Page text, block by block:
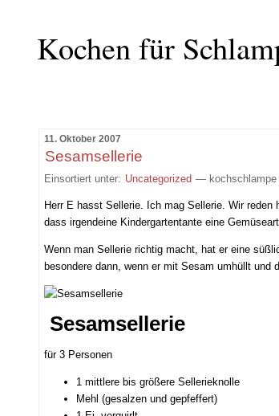
Kochen für
11. Oktober 2007
Sesamsellerie
Einsortiert unter: Uncategorized — kochschlampe
Herr E hasst Sellerie. Ich mag Sellerie. Wir
dass irgendeine Kindergartentante eine
Wenn man Sellerie richtig macht, hat er eine
besondere dann, wenn er mit Sesam umhüllt und
Sesamsellerie
für 3 Personen
1 mittlere bis größere Sellerieknolle
Mehl (gesalzen und gepfeffert)